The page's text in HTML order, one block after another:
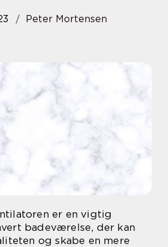
Peter Mortensen
er en vigtig
badeværelse, der kan
og skabe en mere